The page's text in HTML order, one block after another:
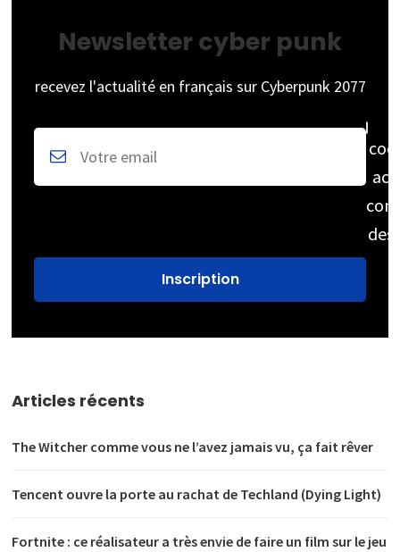
Newsletter cyber punk
recevez l'actualité en français sur Cyberpunk 2077
des
Articles récents
The Witcher comme vous ne l’avez jamais vu, ça fait rêver
Tencent ouvre la porte au rachat de Techland (Dying Light)
Fortnite : ce réalisateur a très envie de faire un film sur le jeu